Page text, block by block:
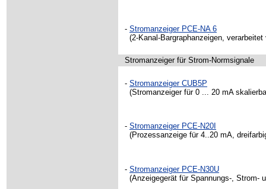
- StromanzeigerPCE-NA 6
(2-Kanal-Bargraphanzeigen,
Stromanzeiger für Strom-Normsignale
- StromanzeigerCUB5P
(Stromanzeiger für 0 ... 20 mA
- StromanzeigerPCE-N20I
(Prozessanzeige für 4..20 mA,
- StromanzeigerPCE-N30U
(Anzeigegerät für Spannungs-, Strom-